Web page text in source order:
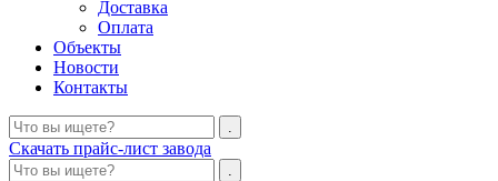
Доставка
Оплата
Объекты
Новости
Контакты
Скачать прайс-лист завода